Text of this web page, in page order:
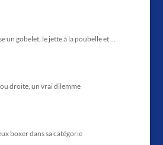
un gobelet, le jette à la poubelle et …
droite, un vrai dilemme
boxer dans sa catégorie